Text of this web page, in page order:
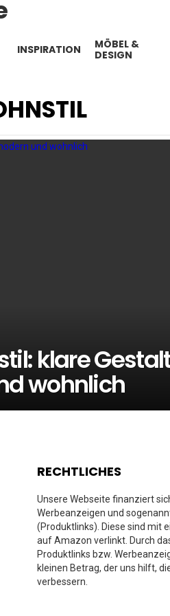
INSPIRATION
MÖBEL &
DESIGN
klare
wohnlich
RECHTLICHES
Unsere Webseite finanziert
Werbeanzeigen und
(Produktlinks). Diese sind mit
auf Amazon verlinkt. Durch
Produktlinks bzw.
kleinen Betrag, der uns hilft,
verbessern.